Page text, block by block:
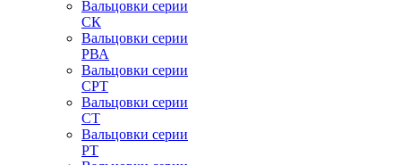
Вальцовки серии
СК
Вальцовки серии
РВА
Вальцовки серии
СРТ
Вальцовки серии
СТ
Вальцовки серии
РТ